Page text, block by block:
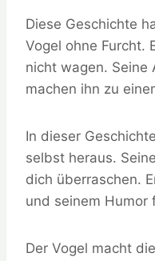
Diese Geschichte
Vogel ohne Furcht.
nicht wagen. Seine
machen ihn zu
In dieser
selbst heraus.
dich überraschen.
und seinem Humor
Der Vogel macht